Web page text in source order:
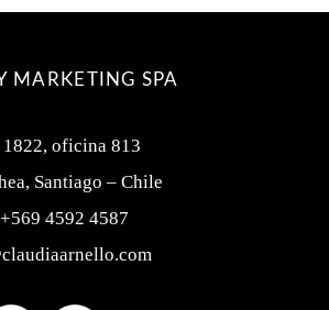
MARKETING SPA
1822, oficina 813
Santiago – Chile
4592 4587